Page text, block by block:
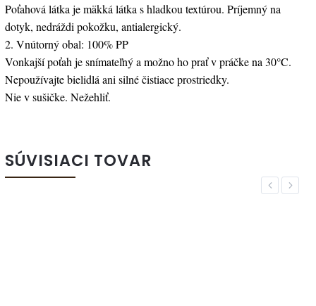
Poťahová látka je mäkká látka s hladkou textúrou. Príjemný na
dotyk, nedráždi pokožku, antialergický.
2. Vnútorný obal: 100% PP
Vonkajší poťah je snímateľný a možno ho prať v práčke na 30°C.
Nepoužívajte bielidlá ani silné čistiace prostriedky.
Nie v sušičke. Nežehliť.
SÚVISIACI TOVAR
Previous
Next